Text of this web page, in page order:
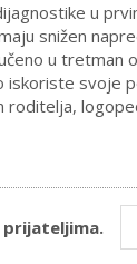
u
snižen
u tretman
iskoriste svoje
roditelja,
prijateljima.